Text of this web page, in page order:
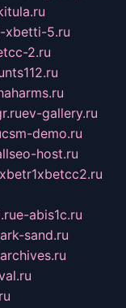
xbetti-5.ru
2.ru
ev-gallery.ru
csm-demo.ru
host.ru
e-abis1c.ru
sand.ru